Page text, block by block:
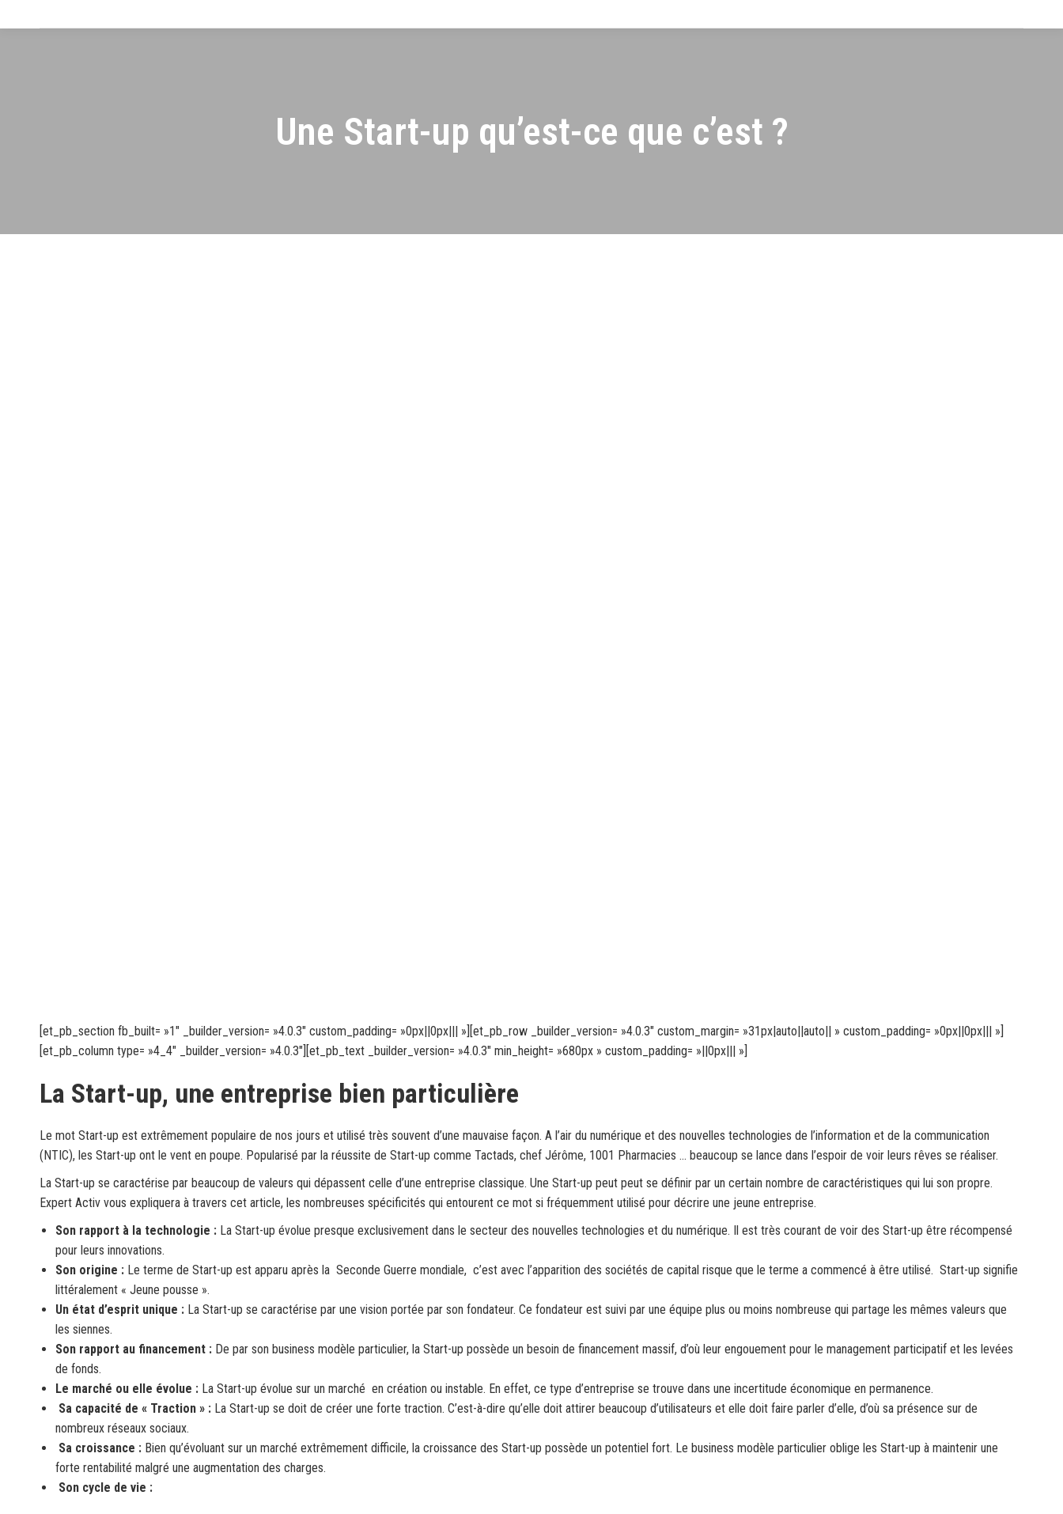
Une Start-up qu’est-ce que c’est ?
[et_pb_section fb_built= »1″ _builder_version= »4.0.3″ custom_padding= »0px||0px||| »][et_pb_row _builder_version= »4.0.3″ custom_margin= »31px|auto||auto|| » custom_padding= »0px||0px||| »]
[et_pb_column type= »4_4″ _builder_version= »4.0.3″][et_pb_text _builder_version= »4.0.3″ min_height= »680px » custom_padding= »||0px||| »]
La Start-up, une entreprise bien particulière
Le mot Start-up est extrêmement populaire de nos jours et utilisé très souvent d’une mauvaise façon. A l’air du numérique et des nouvelles technologies de l’information et de la communication
(NTIC), les Start-up ont le vent en poupe. Popularisé par la réussite de Start-up comme Tactads, chef Jérôme, 1001 Pharmacies … beaucoup se lance dans l’espoir de voir leurs rêves se réaliser.
La Start-up se caractérise par beaucoup de valeurs qui dépassent celle d’une entreprise classique. Une Start-up peut peut se définir par un certain nombre de caractéristiques qui lui son propre.
Expert Activ vous expliquera à travers cet article, les nombreuses spécificités qui entourent ce mot si fréquemment utilisé pour décrire une jeune entreprise.
Son rapport à la technologie : La Start-up évolue presque exclusivement dans le secteur des nouvelles technologies et du numérique. Il est très courant de voir des Start-up être récompensé
pour leurs innovations.
Son origine : Le terme de Start-up est apparu après la Seconde Guerre mondiale, c’est avec l’apparition des sociétés de capital risque que le terme a commencé à être utilisé. Start-up signifie
littéralement « Jeune pousse ».
Un état d’esprit unique : La Start-up se caractérise par une vision portée par son fondateur. Ce fondateur est suivi par une équipe plus ou moins nombreuse qui partage les mêmes valeurs que
les siennes.
Son rapport au financement : De par son business modèle particulier, la Start-up possède un besoin de financement massif, d’où leur engouement pour le management participatif et les levées
de fonds.
Le marché ou elle évolue : La Start-up évolue sur un marché en création ou instable. En effet, ce type d’entreprise se trouve dans une incertitude économique en permanence.
Sa capacité de « Traction » : La Start-up se doit de créer une forte traction. C’est-à-dire qu’elle doit attirer beaucoup d’utilisateurs et elle doit faire parler d’elle, d’où sa présence sur de
nombreux réseaux sociaux.
Sa croissance : Bien qu’évoluant sur un marché extrêmement difficile, la croissance des Start-up possède un potentiel fort. Le business modèle particulier oblige les Start-up à maintenir une
forte rentabilité malgré une augmentation des charges.
Son cycle de vie :